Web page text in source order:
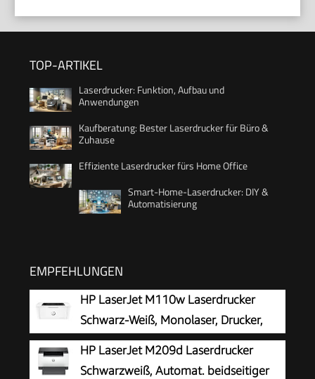
TOP-ARTIKEL
Laserdrucker: Funktion, Aufbau und
Anwendungen
Kaufberatung: Bester Laserdrucker für Büro &
Zuhause
Effiziente Laserdrucker fürs Home Office
Smart-Home-Laserdrucker: DIY &
Automatisierung
EMPFEHLUNGEN
HP LaserJet M110w Laserdrucker
Schwarz-Weiß, Monolaser, Drucker,
WLAN, Airprint, Smart App, Bis zu 20
S./Min drucken, Auto-On/Auto-Off-Technologie
HP LaserJet M209d Laserdrucker
Schwarzweiß, Automat. beidseitiger